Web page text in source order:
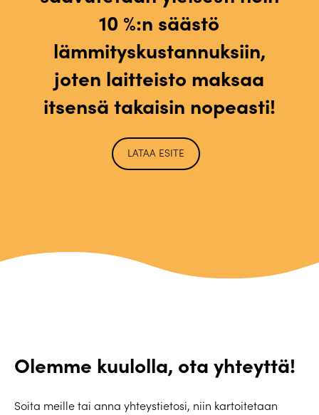
10 %:n säästö
lämmityskustannuksiin,
joten laitteisto maksaa
itsensä takaisin nopeasti!
LATAA ESITE
Olemme kuulolla, ota yhteyttä!
Soita meille tai anna yhteystietosi, niin kartoitetaan